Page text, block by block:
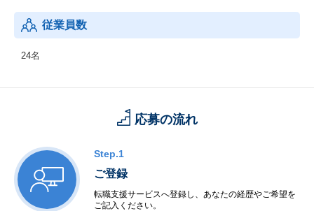
従業員数
24名
応募の流れ
Step.1
ご登録
転職支援サービスへ登録し、あなたの経歴やご希望を
ご記入ください。